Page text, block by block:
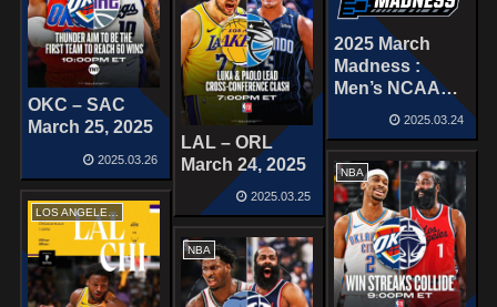
OKC – SAC
March 25, 2025
2025.03.26
LAL – ORL
March 24, 2025
2025.03.25
2025 March
Madness :
Men’s NCAA
tournament
2025.03.24
NBA
LOS ANGELES LAKERS
NBA